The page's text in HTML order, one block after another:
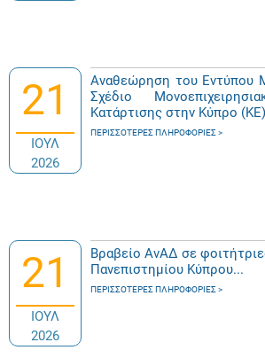
21
ΙΟΥΛ
2026
Αναθεώρηση του Εντύπου
Σχέδιο
Κατάρτισης στην Κύπρο
ΠΕΡΙΣΣΌΤΕΡΕΣ ΠΛΗΡΟΦΟΡΊΕΣ
21
ΙΟΥΛ
2026
Βραβείο ΑνΑΔ σε
Πανεπιστημίου Κύπρου...
ΠΕΡΙΣΣΌΤΕΡΕΣ ΠΛΗΡΟΦΟΡΊΕΣ